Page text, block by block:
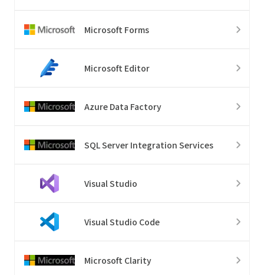
Microsoft Forms
Microsoft Editor
Azure Data Factory
SQL Server Integration Services
Visual Studio
Visual Studio Code
Microsoft Clarity